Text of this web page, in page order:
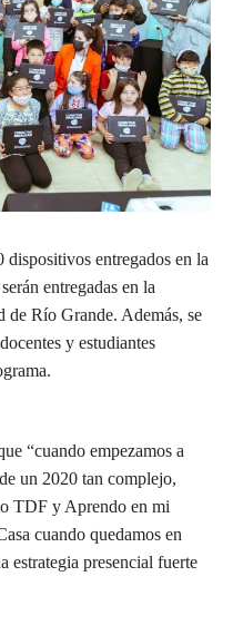
dispositivos entregados en la
entregadas en la
de Río Grande. Además, se
y estudiantes
“cuando empezamos a
un 2020 tan complejo,
TDF y Aprendo en mi
cuando quedamos en
estrategia presencial fuerte